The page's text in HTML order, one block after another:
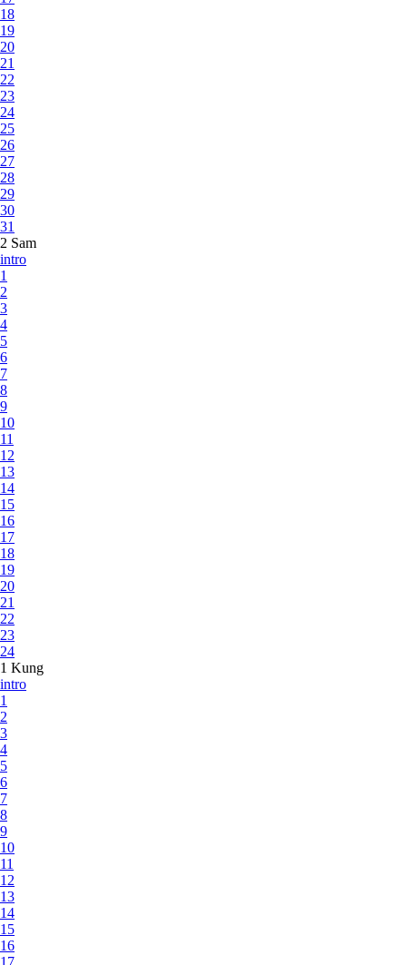
18
19
20
21
22
23
24
25
26
27
28
29
30
31
2 Sam
intro
1
2
3
4
5
6
7
8
9
10
11
12
13
14
15
16
17
18
19
20
21
22
23
24
1 Kung
intro
1
2
3
4
5
6
7
8
9
10
11
12
13
14
15
16
17